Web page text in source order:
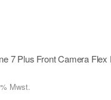
7 Plus Front Camera